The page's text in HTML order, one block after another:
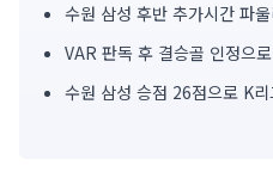
핵
심
수원 삼성 후반 추가시간 파
VAR 판독 후 결승골 인정으
수원 삼성 승점 26점으로 K